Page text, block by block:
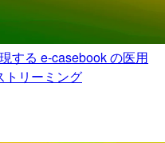
する e-casebook の医用
トリーミング